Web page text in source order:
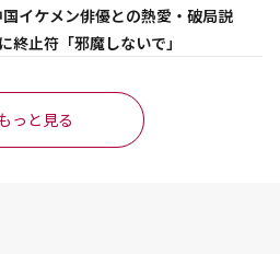
イケメン俳優との熱愛・破局説
止符「邪魔しないで」
っと見る